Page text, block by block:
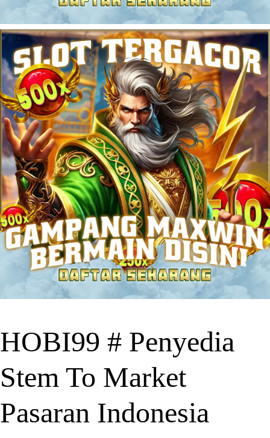
HOBI99 # Penyedia
Stem To Market
Pasaran Indonesia